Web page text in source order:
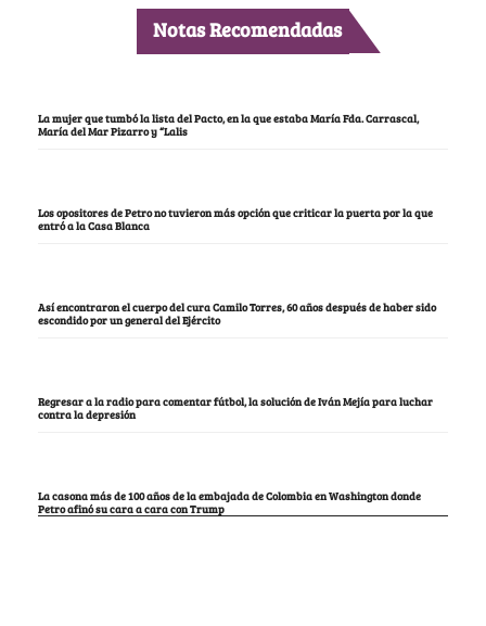
Notas Recomendadas
La mujer que tumbó la lista del Pacto, en la que estaba María Fda. Carrascal,
María del Mar Pizarro y “Lalis
Los opositores de Petro no tuvieron más opción que criticar la puerta por la que
entró a la Casa Blanca
Así encontraron el cuerpo del cura Camilo Torres, 60 años después de haber sido
escondido por un general del Ejército
Regresar a la radio para comentar fútbol, la solución de Iván Mejía para luchar
contra la depresión
La casona más de 100 años de la embajada de Colombia en Washington donde
Petro afinó su cara a cara con Trump